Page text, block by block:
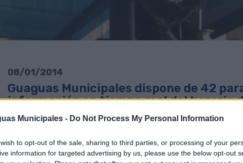
Municipales - Do Not Process My Personal Information
to opt-out of the sale, sharing to third parties, or processing of your
information for targeted advertising by us, please use the below opt-out
08/01/2014
Guaguas Municipales dispone de 42
información en tiempo real del horario
Descargar noticia en PDF
Guaguas Municipales (GM) ha instalado dos nuevos paneles
conocer a los usuarios del transporte público el horario exacto de paso